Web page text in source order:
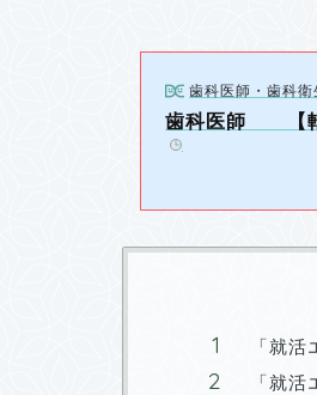
歯科医師・歯科
歯科医師 【転
「就
「就